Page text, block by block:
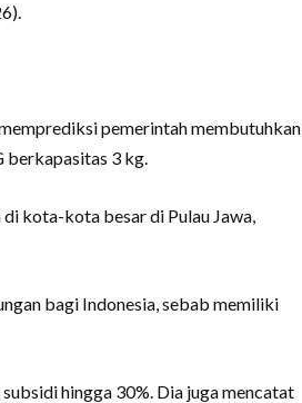
pemerintah membutuhkan
berkapasitas 3 kg.
kota-kota besar di Pulau Jawa,
bagi Indonesia, sebab memiliki
hingga 30%. Dia juga mencatat